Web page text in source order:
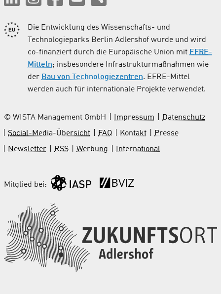
Die Entwicklung des Wissenschafts- und
Technologieparks Berlin Adlershof wurde und wird
co-finanziert durch die Europäische Union mit EFRE-
Mitteln; insbesondere Infrastrukturmaßnahmen wie
der Bau von Technologiezentren. EFRE-Mittel
werden auch für internationale Projekte verwendet.
© WISTA Management GmbH Impressum
Datenschutz
Social-Media-Übersicht
FAQ Kontakt
Presse
Newsletter
RSS Werbung International
Mitglied bei: